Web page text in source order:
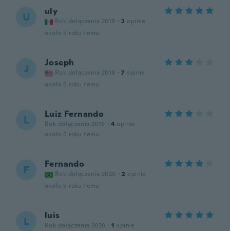
U uly
Rok dołączenia 2019 · 2 opinie
około 5 roku temu
J Joseph
Rok dołączenia 2018 · 7 opinie
około 5 roku temu
L Luiz Fernando
Rok dołączenia 2019 · 4 opinie
około 5 roku temu
F Fernando
Rok dołączenia 2020 · 2 opinie
około 5 roku temu
L luis
Rok dołączenia 2020 · 1 opinie